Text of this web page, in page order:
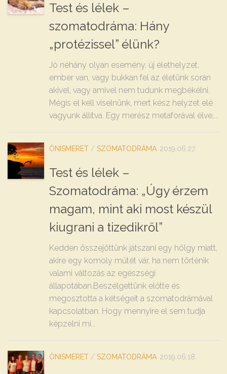
Test és lélek –
szomatodráma: Hány
„protézissel” élünk?
Jó néhány olyan esemény, új élethelyzet,
ember van, vagy bukkan fel az életünk során
akivel, vagy amivel nem tudunk megbékélni.
Mégis el kell viselnünk, mert kész helyzet elé
vagyunk állítva. Egy merész metaforával élve,...
ÖNISMERET / SZOMATODRÁMA 2019.06.27.
Test és lélek –
Szomatodráma: „Úgy érzem
magam, mint aki most készül
kiugrani a tizedikről”
Kedden összejöttünk játszani egy hölgy miatt,
akire egy komoly műtét vár, ha nem történik
valami változás az egészségi
állapotában.Beszélgettünk előtte és
megosztotta a kétségeit a szomatodrámával
kapcsolatban. Hogy mennyire el sem tudja
képzelni mi...
ÖNISMERET / SZOMATODRÁMA 2019.06.18.